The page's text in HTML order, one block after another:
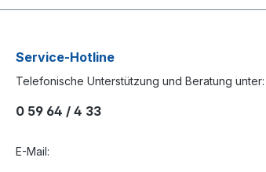
Service-Hotline
Telefonische Unterstützung und Beratung unter:
0 59 64 / 4 33
E-Mail: